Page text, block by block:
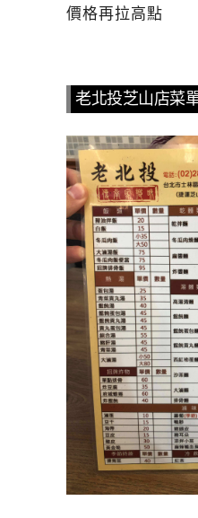
價格再拉高點
老北投芝山店菜